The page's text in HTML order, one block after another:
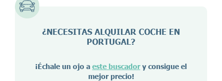
¿NECESITAS ALQUILAR COCHE EN
PORTUGAL ?
¡Échale un ojo a este buscador y consigue el
mejor precio!